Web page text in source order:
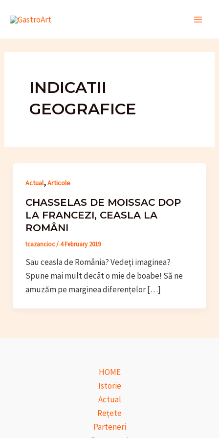
INDICATII
GEOGRAFICE
Actual,Articole
CHASSELAS DE MOISSAC DOP
LA FRANCEZI, CEASLA LA
ROMÂNI
tcazancioc/4 February 2019
Sau ceasla de România? Vedeți imaginea?
Spune mai mult decât o mie de boabe! Să ne
amuzăm pe marginea diferențelor […]
HOME
Istorie
Actual
Rețete
Parteneri